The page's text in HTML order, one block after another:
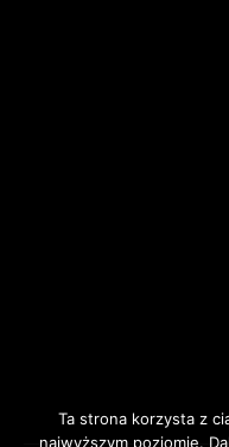
Ta strona korzysta z
najwyższym poziomie.